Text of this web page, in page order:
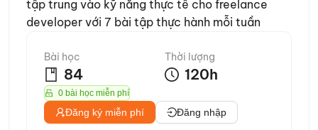
tập trung vào kỹ năng thực tế cho freelance
developer với 7 bài tập thực hành mỗi tuần
Bài học
84
Thời lượng
120h
0 bài học miễn phí
Đăng ký miễn phí Đăng nhập